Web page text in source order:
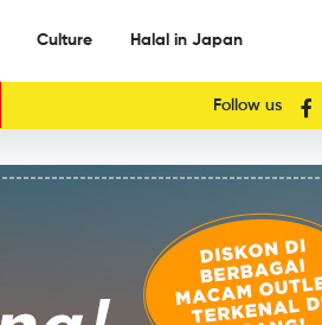
Culture Halal in Japan
Follow us